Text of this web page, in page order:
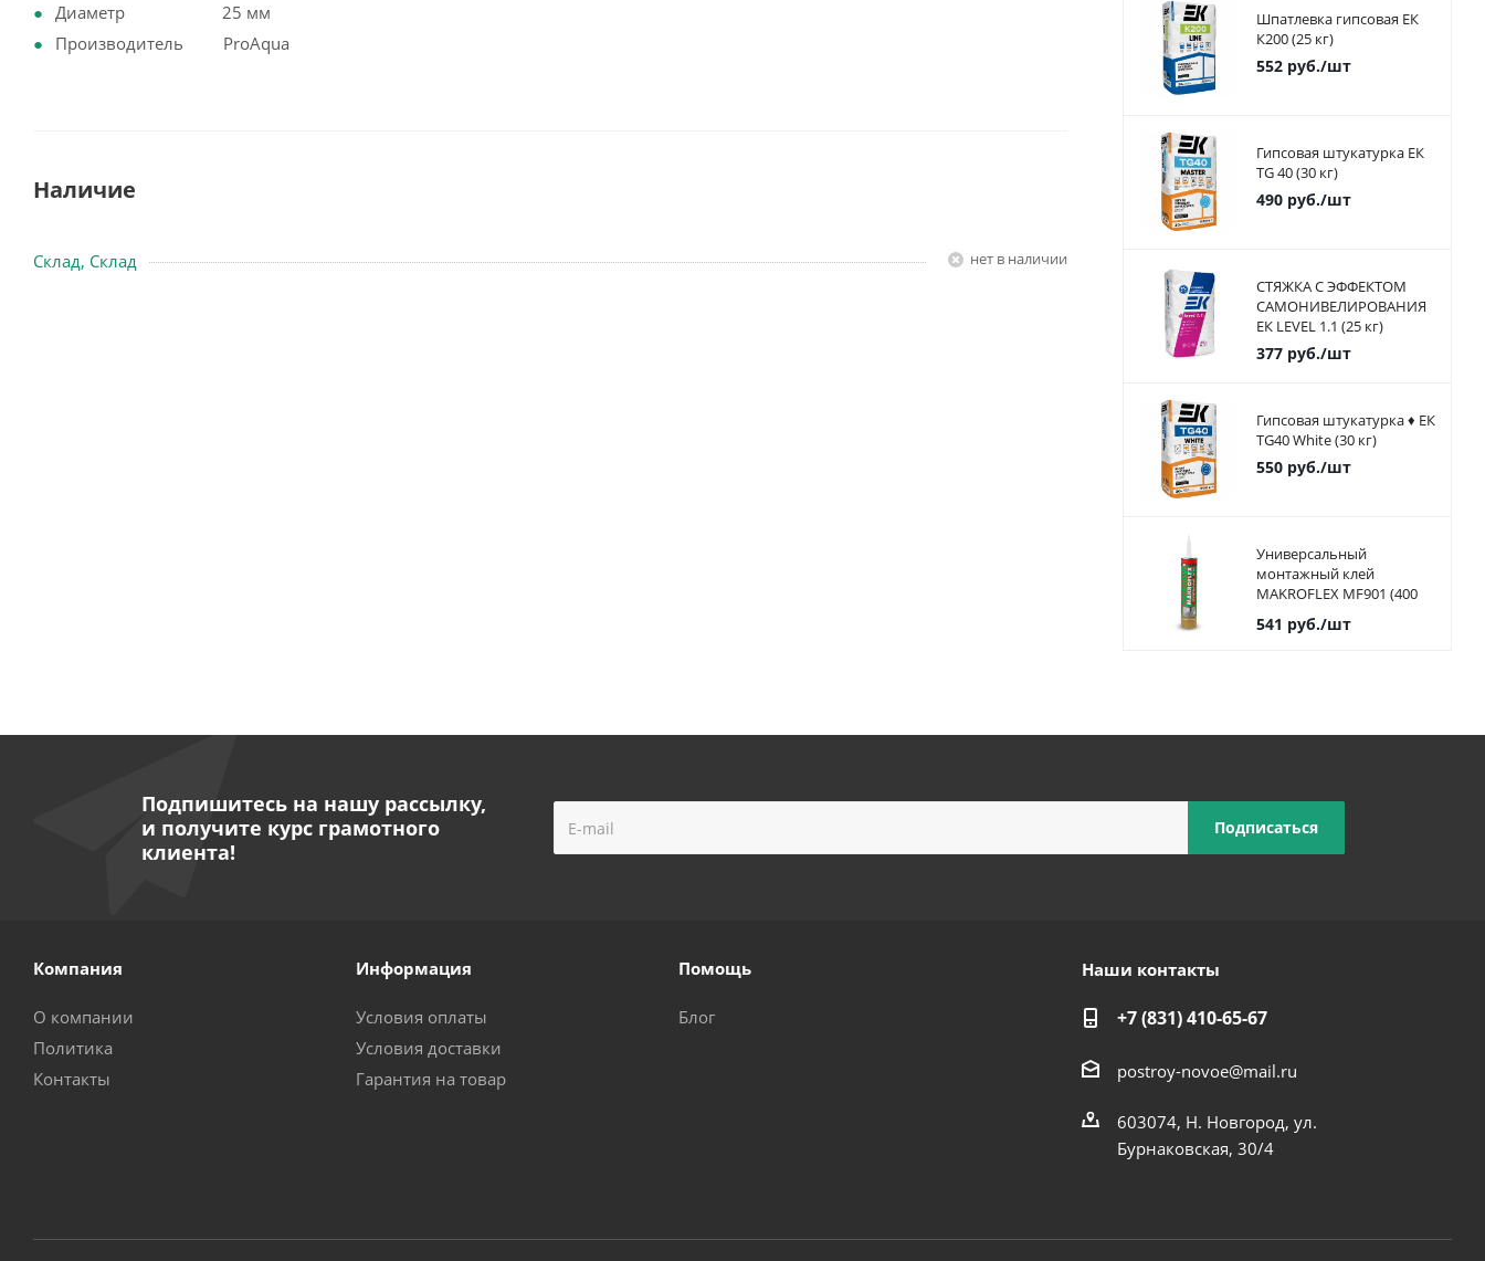
Диаметр 25 мм
Производитель ProAqua
Наличие
Склад, Склад Нет в наличии
Шпатлевка гипсовая ЕК
К200 (25 кг)
552руб./шт
Гипсовая штукатурка ЕК
TG 40 (30 кг)
490руб./шт
СТЯЖКА С ЭФФЕКТОМ
САМОНИВЕЛИРОВАНИЯ
ЕК LEVEL 1.1 (25 кг)
377руб./шт
Гипсовая штукатурка ♦ ЕК
TG40 White (30 кг)
550руб./шт
Универсальный
монтажный клей
MAKROFLEX MF901 (400
541 руб./шт
Подпишитесь на нашу рассылку,
и получите курс грамотного
клиента!
Компания
О компании
Политика
Контакты
Информация
Условия оплаты
Условия доставки
Гарантия на товар
Помощь
Блог
Наши контакты
+7 (831) 410-65-67
postroy-novoe@mail.ru
603074, Н. Новгород, ул.
Бурнаковская, 30/4